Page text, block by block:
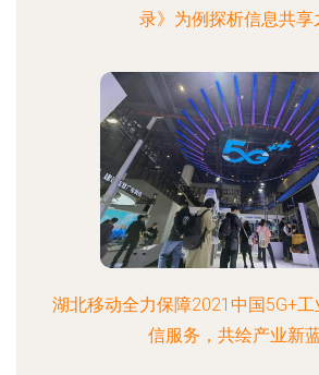
录》为例探析信息共享
湖北移动全力保障2021中国5G+
信服务，共绘产业新